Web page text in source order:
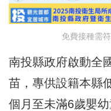
免費接種需
南投縣政府啟動全
苗，專供設籍本縣
個月至未滿6歲嬰